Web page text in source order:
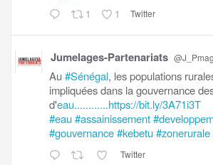
1 1 Twitter
Jumelages-Partenariats @J_Pmag
Au#Sénégal, les populations
impliquées dans la gouvernance
d'eau............https://bit.ly/3A71i3T
#eau#assainissement
#gouvernance#kebetu#zonerurale
Twitter